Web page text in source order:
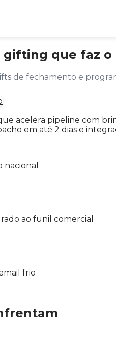
gifting que faz
de fechamento e
acelera pipeline com
em até 2 dias e
ao funil comercial
frio